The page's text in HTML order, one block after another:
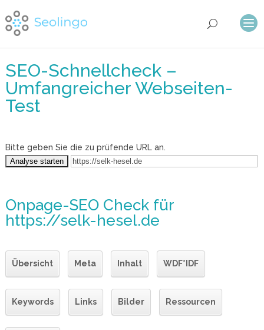
SEO-Schnellcheck –
Umfangreicher Webseiten-
Test
Bitte geben Sie die zu prüfende URL an.
Onpage-SEO Checkfür
https://selk-hesel.de
Übersicht Meta Inhalt WDF*IDF
Keywords Links Bilder Ressourcen